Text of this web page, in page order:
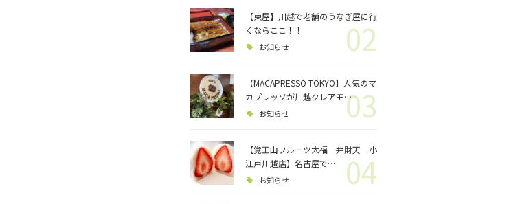
【東屋】川越で老舗のうなぎ屋に行
くならここ！！
お知らせ 02
【MACAPRESSO TOKYO】人気のマ
カプレッソが川越クレアモ…
お知らせ 03
【覚王山フルーツ大福 弁財天 小
江戸川越店】名古屋で…
お知らせ 04